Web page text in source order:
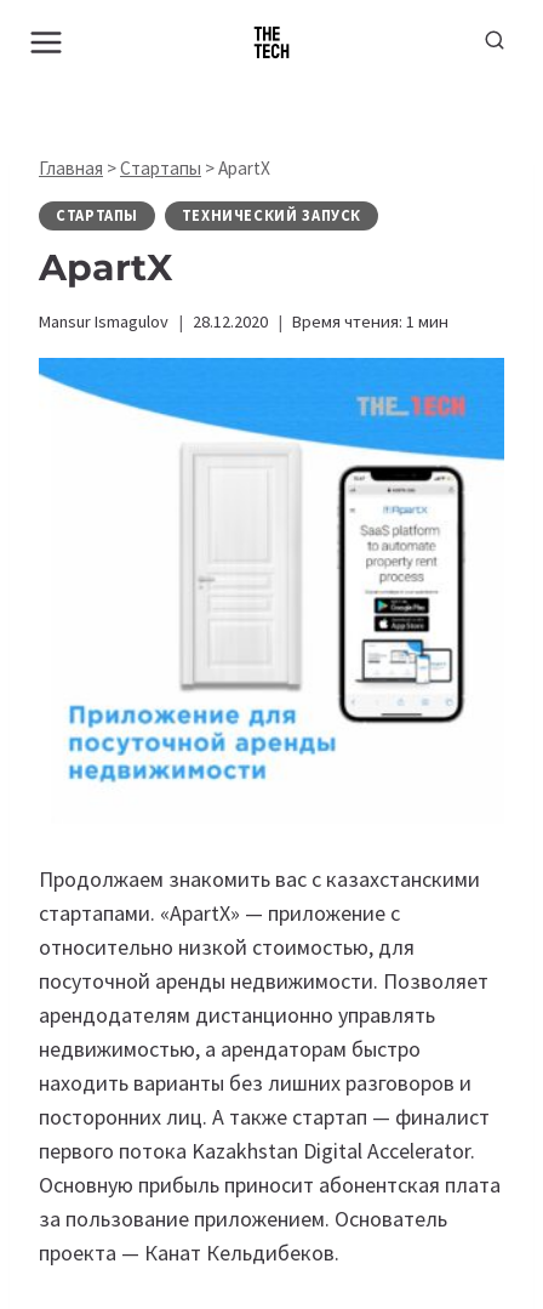
Главная >Стартапы >ApartX
СТАРТАПЫ ТЕХНИЧЕСКИЙ ЗАПУСК
ApartX
Mansur Ismagulov 28.12.2020 Время чтения: 1 мин
Продолжаем знакомить вас с казахстанскими
стартапами. «ApartX» — приложение с
относительно низкой стоимостью, для
посуточной аренды недвижимости. Позволяет
арендодателям дистанционно управлять
недвижимостью, а арендаторам быстро
находить варианты без лишних разговоров и
посторонних лиц. А также стартап — финалист
первого потока Kazakhstan Digital Accelerator.
Основную прибыль приносит абонентская плата
за пользование приложением. Основатель
проекта — Канат Кельдибеков.